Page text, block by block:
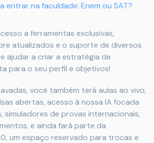
entrar na faculdade: Enem ou SAT?
a ferramentas exclusivas,
atualizados e o suporte de diversos
ajudar a criar a estratégia de
para o seu perfil e objetivos!
você também terá aulas ao vivo,
abertas, acesso à nossa IA focada
simuladores de provas internacionais,
e ainda fará parte da
um espaço reservado para trocas e